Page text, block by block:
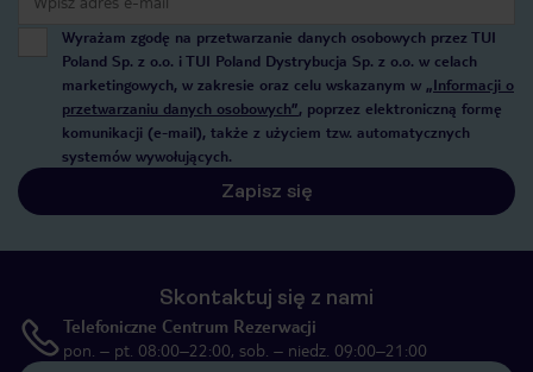
Wyrażam zgodę na przetwarzanie danych osobowych przez TUI
Poland Sp. z o.o. i TUI Poland Dystrybucja Sp. z o.o. w celach
marketingowych, w zakresie oraz celu wskazanym w „Informacji o
przetwarzaniu danych osobowych”, poprzez elektroniczną formę
komunikacji (e-mail), także z użyciem tzw. automatycznych
systemów wywołujących.
Zapisz się
Skontaktuj się z nami
Telefoniczne Centrum Rezerwacji
pon. – pt. 08:00–22:00, sob. – niedz. 09:00–21:00